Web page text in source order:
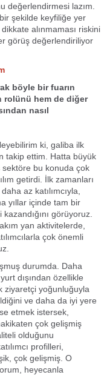
değerlendirmesi lazım.
şekilde keyfiliğe yer
alınmaması riskini
görüş değerlendiriliyor
böyle bir fuarın
rolünü hem de diğer
nasıl
ki, galiba ilk
takip ettim. Hatta büyük
bu konuda çok
getirdi. İlk zamanları
az katılımcıyla,
yıllar içinde tam bir
görüyoruz.
yan aktivitelerde,
çok önemli
durumda. Daha
dışından özellikle
ziyaretçi yoğunluğuyla
ve daha da iyi yere
etmek istersek,
çok gelişmiş
olduğunu
profilleri,
çok gelişmiş. O
heyecanla